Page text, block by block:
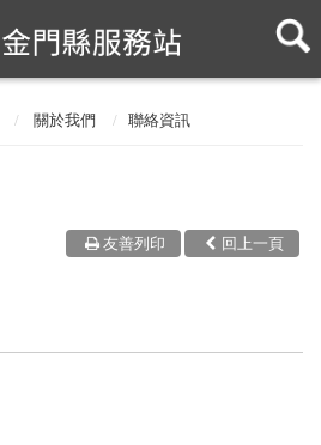
關於我們 聯絡資訊
回上一頁
友善列印